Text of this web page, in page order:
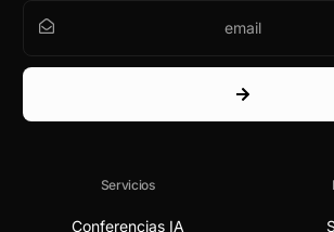
Servicios
Conferencias IA